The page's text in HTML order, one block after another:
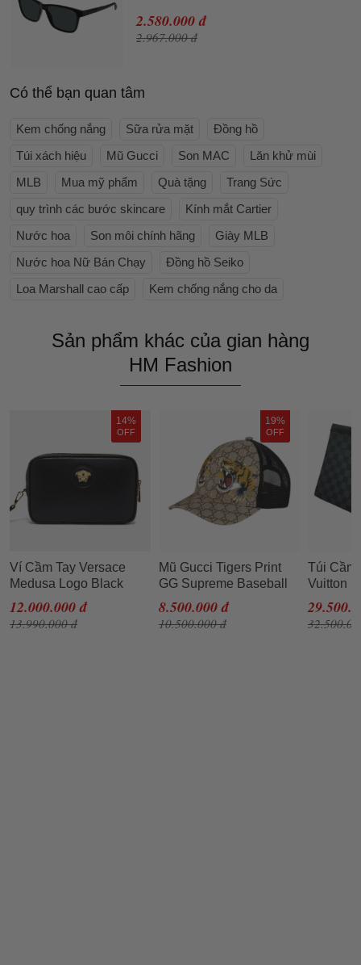
2.580.000 đ
2.967.000 đ
Có thể bạn quan tâm
Kem chống nắng Sữa rửa mặt
Đồng hồ
Túi xách hiệu
Mũ Gucci Son MAC
Lăn khử mùi
MLB
Mua mỹ phẩm Quà tặng
Trang Sức
quy trình các bước skincare
Kính mắt Cartier
Nước hoa
Son môi chính hãng
Giày MLB
Nước hoa Nữ Bán Chạy
Đồng hồ Seiko
Loa Marshall cao cấp
Kem chống nắng cho da
Sản phẩm khác của gian hàng
HM Fashion
14%
OFF
Ví Cầm Tay Versace
Medusa Logo Black
Leather Clutch
12.000.000 đ
13.990.000 đ
19%
OFF
Mũ Gucci Tigers Print
GG Supreme Baseball
Beige Size L (Song Hổ)
8.500.000 đ
10.500.000 đ
Túi Cầm
Vuitton
Damier